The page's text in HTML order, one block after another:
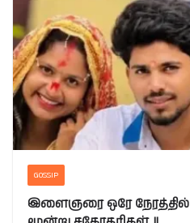
GOSSIP
இளைஞரை ஒரே